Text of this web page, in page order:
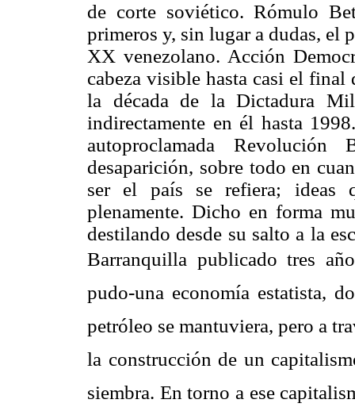
de corte soviético. Rómulo
primeros y, sin lugar a dudas, el
XX venezolano. Acción
cabeza visible hasta casi el
la década de la Dictadura
indirectamente en él hasta
autoproclamada
desaparición, sobre todo en
ser el país se refiera; ideas
plenamente. Dicho en forma
destilando desde su salto a la
Barranquilla publicado tres
pudo-una economía estatista,
petróleo se mantuviera, pero a
la construcción de un
siembra. En torno a ese